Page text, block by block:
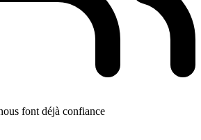
font déjà confiance